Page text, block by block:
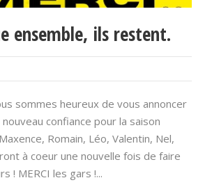
ensemble, ils restent.
sommes heureux de vous annoncer
nouveau confiance pour la saison
Romain, Léo, Valentin, Nel,
à coeur une nouvelle fois de faire
! MERCI les gars !...